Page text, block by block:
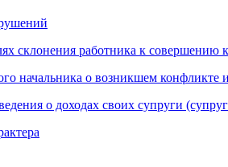
склонения работника к
начальника о возникшем
о доходах своих супруги